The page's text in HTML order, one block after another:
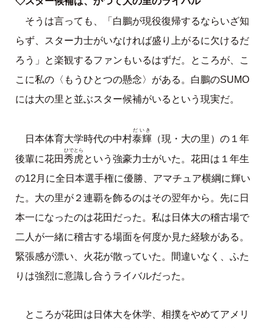
そうは言っても、「白鵬が現役復帰するならいざ知
らず、スター力士がいなければ盛り上がるに欠けるだ
ろう」と楽観するファンもいるはずだ。ところが、こ
こに私の〈もうひとつの懸念〉がある。白鵬のSUMO
には大の里と並ぶスター候補がいるという現実だ。
日本体育大学時代の中村泰輝
だいき
（現・大の里）の１年
後輩に花田秀虎
ひでとら
という強豪力士がいた。花田は１年生
の12月に全日本選手権に優勝、アマチュア横綱に輝い
た。大の里が２連覇を飾るのはその翌年から。先に日
本一になったのは花田だった。私は日体大の稽古場で
二人が一緒に稽古する場面を何度か見た経験がある。
緊張感が漂い、火花が散っていた。間違いなく、ふた
りは強烈に意識し合うライバルだった。
ところが花田は日体大を休学、相撲をやめてアメリ